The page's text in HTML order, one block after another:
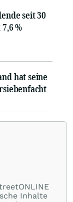
seit 30
%
hat seine
Inhalte